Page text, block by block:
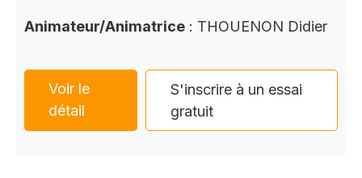
Animateur/Animatrice : THOUENON Didier
Voir le
détail
S'inscrire à un essai
gratuit